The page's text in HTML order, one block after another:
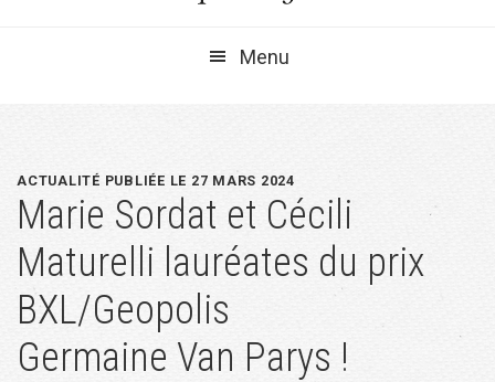
Menu
ACTUALITÉ PUBLIÉE LE 27 MARS 2024
Marie Sordat et Cécili
Maturelli lauréates du prix
BXL/Geopolis
Germaine Van Parys !